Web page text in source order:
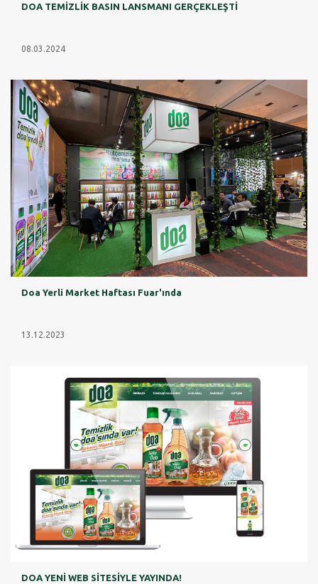
DOA TEMİZLİK BASIN LANSMANI GERÇEKLEŞTİ
08.03.2024
Doa Yerli Market Haftası Fuar'ında
13.12.2023
DOA YENİ WEB SİTESİYLE YAYINDA!